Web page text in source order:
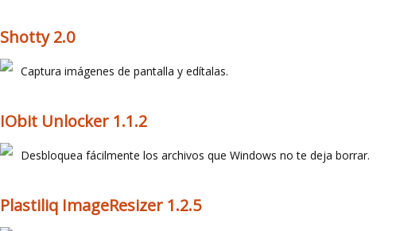
Shotty 2.0
Captura imágenes de pantalla y edítalas.
IObit Unlocker 1.1.2
Desbloquea fácilmente los archivos que Windows no te deja borrar.
Plastiliq ImageResizer 1.2.5